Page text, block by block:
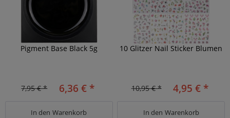
Pigment Base Black 5g
7,95 € * 6,36 € *
In den Warenkorb
10 Glitzer Nail Sticker Blumen
10,95 € * 4,95 € *
In den Warenkorb